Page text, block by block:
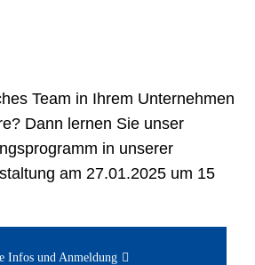
Team in Ihrem Unternehmen
Dann lernen Sie unser
in unserer
am 27.01.2025 um 15
Infos und Anmeldung